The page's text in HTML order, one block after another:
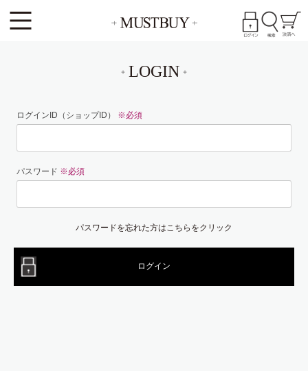
LOGIN
ログインID（ショップID） ※必須
パスワード ※必須
パスワードを忘れた方はこちらをクリック